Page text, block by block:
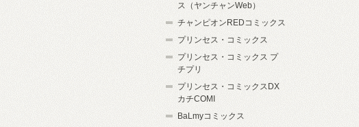
ス（ヤンチャンWeb）
チャンピオンREDコミックス
プリンセス・コミックス
プリンセス・コミックス プ
チプリ
プリンセス・コミックスDX
カチCOMI
BaLmyコミックス